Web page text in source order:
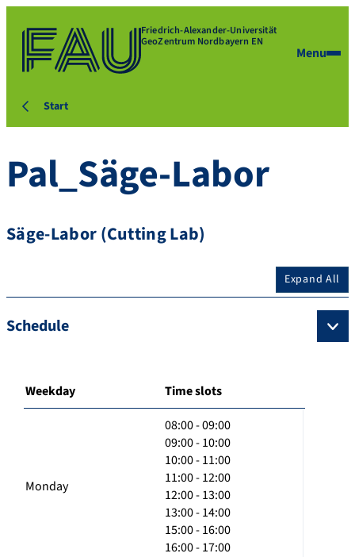
Friedrich-Alexander-Universität
GeoZentrum Nordbayern EN
Menu
Start
Pal_Säge-Labor
Säge-Labor (Cutting Lab)
Expand All
Schedule
Weekday Time slots
Monday
08:00 - 09:00
09:00 - 10:00
10:00 - 11:00
11:00 - 12:00
12:00 - 13:00
13:00 - 14:00
15:00 - 16:00
16:00 - 17:00